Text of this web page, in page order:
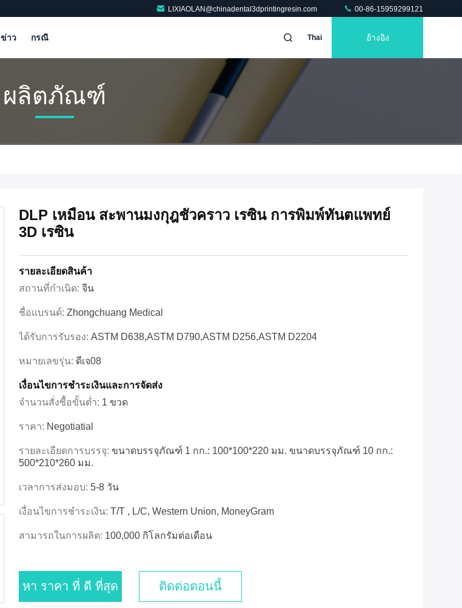
LIXIAOLAN@chinadental3dprintingresin.com 00-86-15959299121
ข่าว กรณี Thai อ้างอิง
ผลิตภัณฑ์
DLP เหมือน สะพานมงกุฎชั่วคราว เรซิน การพิมพ์ทันตแพทย์
3D เรซิน
รายละเอียดสินค้า
สถานที่กำเนิด: จีน
ชื่อแบรนด์: Zhongchuang Medical
ได้รับการรับรอง: ASTM D638,ASTM D790,ASTM D256,ASTM D2204
หมายเลขรุ่น: ดีเจ08
เงื่อนไขการชําระเงินและการจัดส่ง
จำนวนสั่งซื้อขั้นต่ำ: 1 ขวด
ราคา: Negotiatial
รายละเอียดการบรรจุ: ขนาดบรรจุภัณฑ์ 1 กก.: 100*100*220 มม. ขนาดบรรจุภัณฑ์ 10 กก.:
500*210*260 มม.
เวลาการส่งมอบ: 5-8 วัน
เงื่อนไขการชำระเงิน: T/T , L/C, Western Union, MoneyGram
สามารถในการผลิต: 100,000 กิโลกรัมต่อเดือน
หา ราคา ที่ ดี ที่สุด ติดต่อตอนนี้